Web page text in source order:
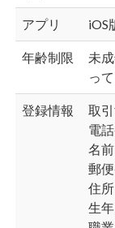
アプリ iOS
年齢制限
未
っ
登録情報
取引
電
名前
郵
住所
生